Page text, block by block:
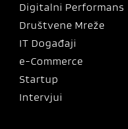
Digitalni Performans
Društvene Mreže
IT Događaji
e-Commerce
Startup
Intervjui